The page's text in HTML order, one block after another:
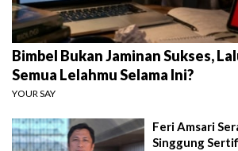
Bimbel Bukan Jaminan Sukses,
Semua Lelahmu Selama Ini?
YOUR SAY
Feri Amsari
Singgung